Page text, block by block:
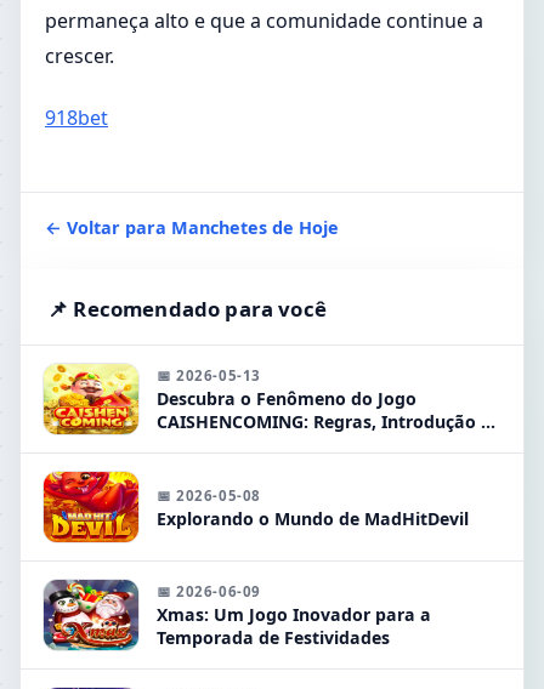
permaneça alto e que a comunidade continue a
crescer.
918bet
← Voltar para Manchetes de Hoje
📌 Recomendado para você
📅 2026-05-13
Descubra o Fenômeno do Jogo
CAISHENCOMING: Regras, Introdução e
📅 2026-05-08
Explorando o Mundo de MadHitDevil
📅 2026-06-09
Xmas: Um Jogo Inovador para a
Temporada de Festividades